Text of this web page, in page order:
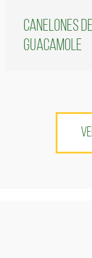
Canelones
guacamole